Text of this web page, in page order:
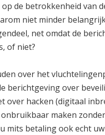
de betrokkenheid van
niet minder
net omdat de
of niet?
over het
berichtgeving over
over hacken (digitaal
maken
mits betaling ook echt